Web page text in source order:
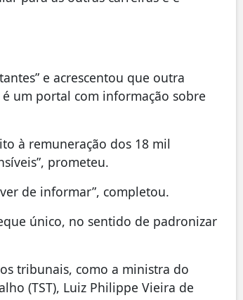
e acrescentou que outra
um portal com informação sobre
à remuneração dos 18 mil
prometeu.
de informar”, completou.
único, no sentido de padronizar
tribunais, como a ministra do
(TST), Luiz Philippe Vieira de